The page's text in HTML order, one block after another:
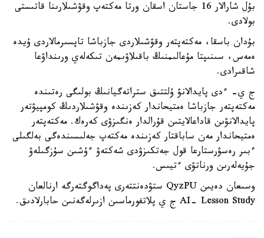
بۇل شارالار 16 جاستان اسقان ورتا مەكتەپ وقۋشىلارىنا قاتىستى
بولادى.
بۇدان باسقا، مەكتەپتەر وقۋشىلاردى جازباشا تاپسىرمالاردى ۇيدە
ەمەس، سىنىپتا مۇعالىمنىڭ باقىلاۋىمەن تىكەلەي ورىنداۋعا
شاقىرادى.
ج ي- ءدى پايدالانۋ ۇلتتىق ستراتەگيانىڭ بولىگى رەتىندە
مەكتەپتەر جازباشا ەمتيحاندار كەزىندە وقۋشىلاردىڭ كومپيۋتەر
پايدالانۋىن قاداعالايتىن قۇرالدار ەنگىزۋى كەرەك. مەكتەپتەر
ەمتيحاندار مەن ساباقتار كەزىندە مەكتەپ جەلىسىندەگى بەلگىلى
ءبىر رەسۋرستارعا قول جەتكىزۋدى شەكتەۋ ءۇشىن سۇزگىلەۋ
جۇيەلەرىن ورناتۋى ءتيىس.
وسىعان دەيىن QyzPU ستۋدەنتتەرى پەداگوگتەرگە ارنالعان
AI- Lesson Study ج ي پلاتفورماسىن ازىرلەگەنىن حابارلادىق.